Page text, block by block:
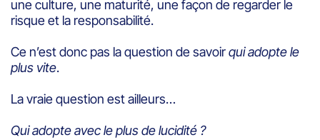
une culture, une maturité, une façon de regarder le
risque et la responsabilité.
Ce n’est donc pas la question de savoirqui adopte le
plus vite.
La vraie question est ailleurs…
Qui adopte avec le plus de lucidité ?